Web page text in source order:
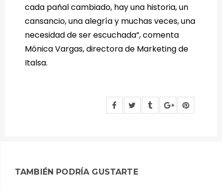
cada pañal cambiado, hay una historia, un
cansancio, una alegría y muchas veces, una
necesidad de ser escuchada”, comenta
Mónica Vargas, directora de Marketing de
Italsa.
TAMBIÉN PODRÍA GUSTARTE